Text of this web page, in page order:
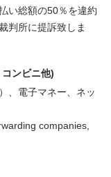
い総額の50％を違約
判所に提訴致しま
ンビニ他)
、電子マネー、ネッ
companies,